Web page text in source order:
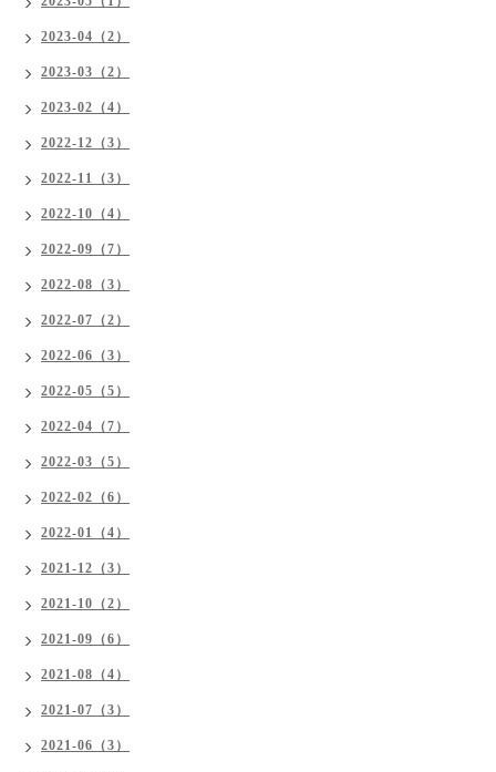
2023-04（2）
2023-03（2）
2023-02（4）
2022-12（3）
2022-11（3）
2022-10（4）
2022-09（7）
2022-08（3）
2022-07（2）
2022-06（3）
2022-05（5）
2022-04（7）
2022-03（5）
2022-02（6）
2022-01（4）
2021-12（3）
2021-10（2）
2021-09（6）
2021-08（4）
2021-07（3）
2021-06（3）